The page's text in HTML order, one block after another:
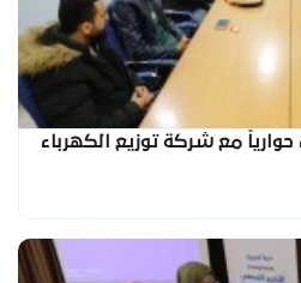
مع شركة توزيع الكهرباء